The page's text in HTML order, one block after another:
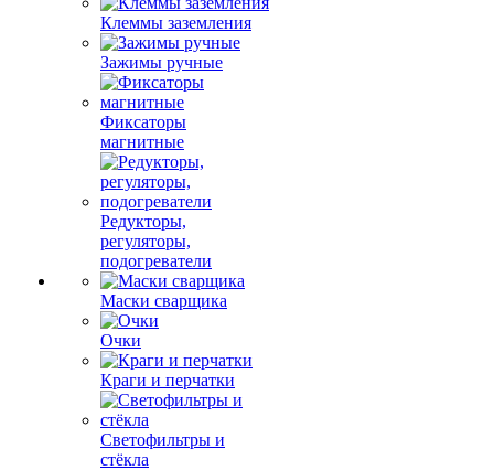
Клеммы заземления
Зажимы ручные
Фиксаторы
магнитные
Редукторы,
регуляторы,
подогреватели
Маски сварщика
Очки
Краги и перчатки
Светофильтры и
стёкла